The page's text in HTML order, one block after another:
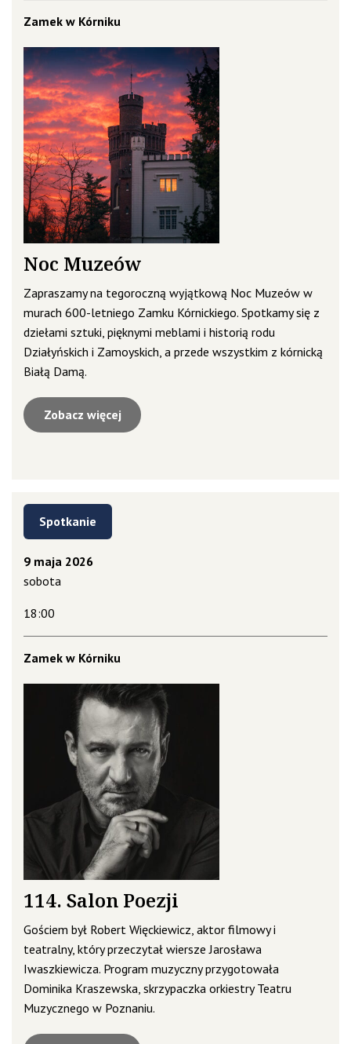
Zamek w Kórniku
Noc Muzeów
Zapraszamy na tegoroczną wyjątkową Noc Muzeów w
murach 600-letniego Zamku Kórnickiego. Spotkamy się z
dziełami sztuki, pięknymi meblami i historią rodu
Działyńskich i Zamoyskich, a przede wszystkim z kórnicką
Białą Damą.
Zobacz więcej
Spotkanie
9 maja 2026
sobota
18:00
Zamek w Kórniku
114. Salon Poezji
Gościem był Robert Więckiewicz, aktor filmowy i
teatralny, który przeczytał wiersze Jarosława
Iwaszkiewicza. Program muzyczny przygotowała
Dominika Kraszewska, skrzypaczka orkiestry Teatru
Muzycznego w Poznaniu.